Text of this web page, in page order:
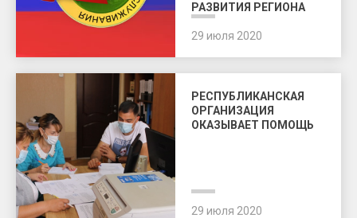
РАЗВИТИЯ РЕГИОНА
29 июля 2020
РЕСПУБЛИКАНСКАЯ
ОРГАНИЗАЦИЯ
ОКАЗЫВАЕТ ПОМОЩЬ
29 июля 2020